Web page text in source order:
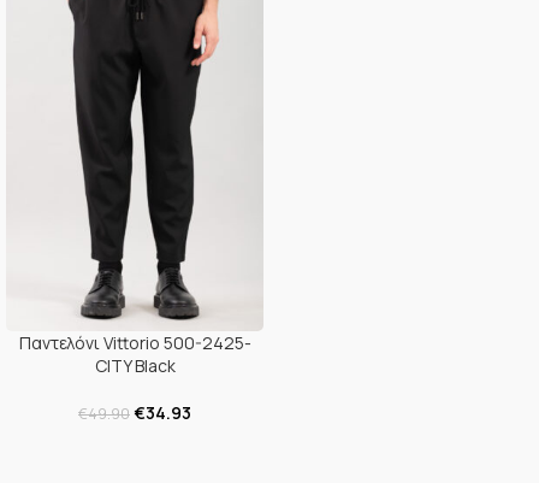
Παντελόνι Vittorio 500-2425-
CITY Black
€49.90€34.93